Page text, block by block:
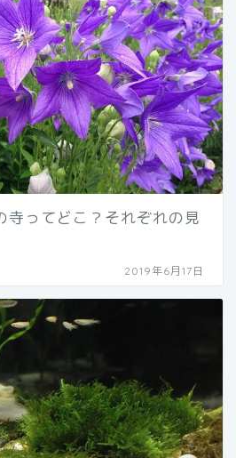
寺ってどこ？それぞれの見
2019年6月17日